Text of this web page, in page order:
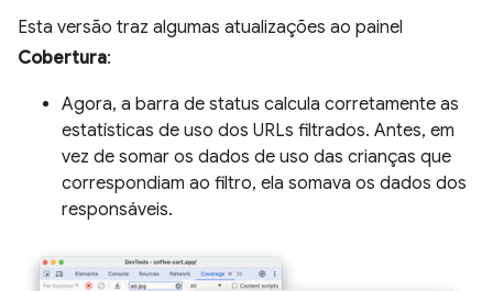
Esta versão traz algumas atualizações ao painel
Cobertura:
Agora, a barra de status calcula corretamente as
estatísticas de uso dos URLs filtrados. Antes, em
vez de somar os dados de uso das crianças que
correspondiam ao filtro, ela somava os dados dos
responsáveis.